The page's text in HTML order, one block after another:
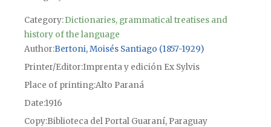
Category:Dictionaries, grammatical treatises and
history of the language
Author Bertoni, Moisés Santiago (1857-1929)
Printer/Editor Imprenta y edición Ex Sylvis
Place of printingAlto Paraná
Date1916
CopyBiblioteca del Portal Guaraní, Paraguay